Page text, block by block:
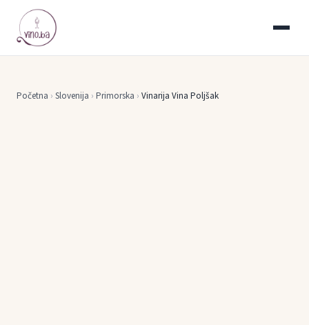
Početna › Slovenija › Primorska › Vinarija Vina Poljšak